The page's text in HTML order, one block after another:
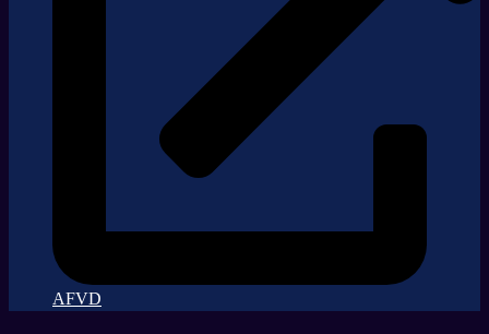
AFVD